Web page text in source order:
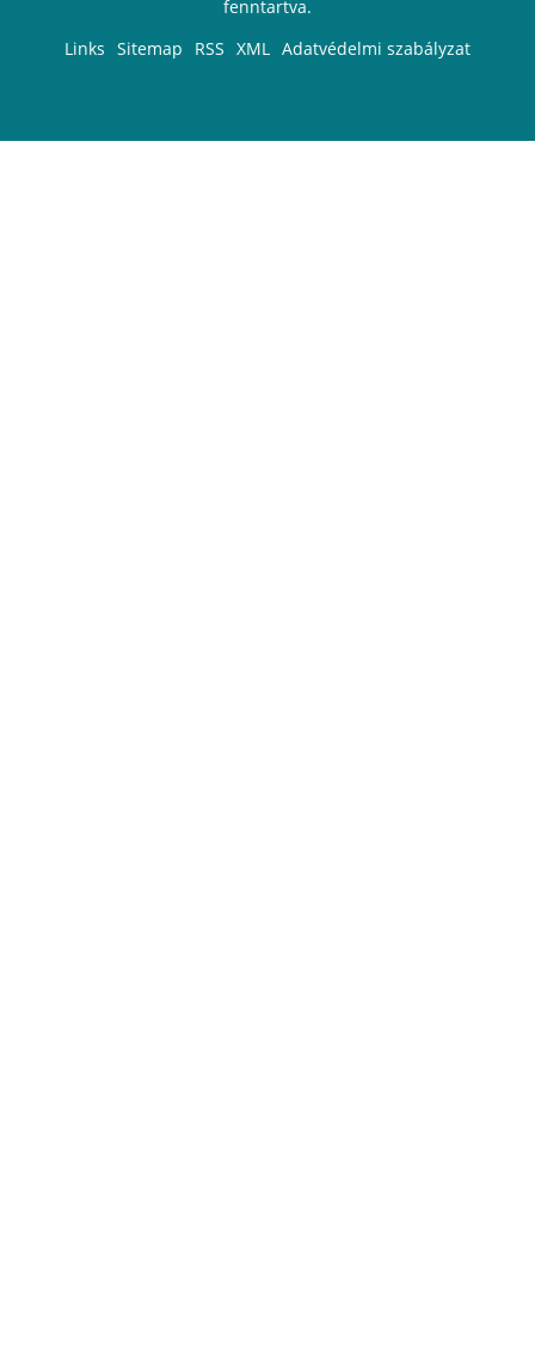
fenntartva.
Links Sitemap RSS XML Adatvédelmi szabályzat